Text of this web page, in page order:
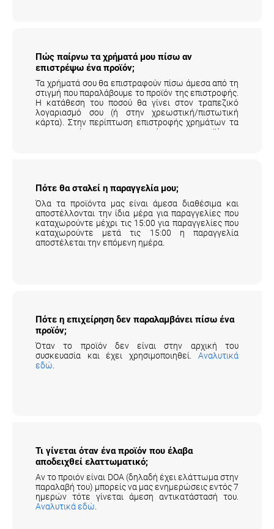
Πώς παίρνω τα χρήματά μου πίσω αν
επιστρέψω ένα προϊόν;
Τα χρήματά σου θα επιστραφούν πίσω άμεσα από τη
στιγμή που παραλάβουμε το προϊόν της επιστροφής.
Η κατάθεση του ποσού θα γίνει στον τραπεζικό
λογαριασμό σου (ή στην χρεωστική/πιστωτική
κάρτα). Στην περίπτωση επιστροφής χρημάτων τα
μεταφορικά της επιστροφής του προϊόντος
Πότε θα σταλεί η παραγγελία μου;
Όλα τα προϊόντα μας είναι άμεσα διαθέσιμα και
αποστέλλονται την ίδια μέρα για παραγγελίες που
καταχωρούντε μέχρι τις 15:00 για παραγγελίες που
καταχωρούντε μετά τις 15:00 η παραγγελία
αποστέλεται την επόμενη ημέρα.
Πότε η επιχείρηση δεν παραλαμβάνει πίσω ένα
προϊόν;
Όταν το προϊόν δεν είναι στην αρχική του
συσκευασία και έχει χρησιμοποιηθεί.
Αναλυτικά
εδώ
Τι γίνεται όταν ένα προϊόν που έλαβα
αποδειχθεί ελαττωματικό;
Αν το προιόν είναι DOA (δηλαδή έχει ελάττωμα στην
παραλαβή του) μπορείς να μας ενημερώσεις εντός 7
ημερών τότε γίνεται άμεση αντικατάστασή του.
Αναλυτικά εδώ